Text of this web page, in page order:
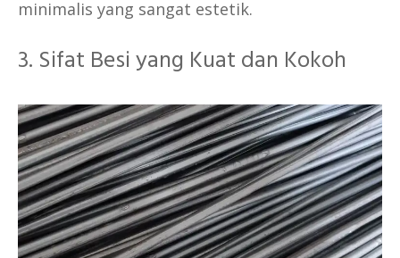
minimalis yang sangat estetik.
3. Sifat Besi yang Kuat dan Kokoh